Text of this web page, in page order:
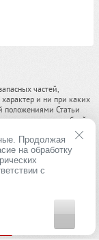
частей,
и ни при каких
положениями Статьи
получения подробной
чинамобил.рф ©
Продолжая
на обработку
с